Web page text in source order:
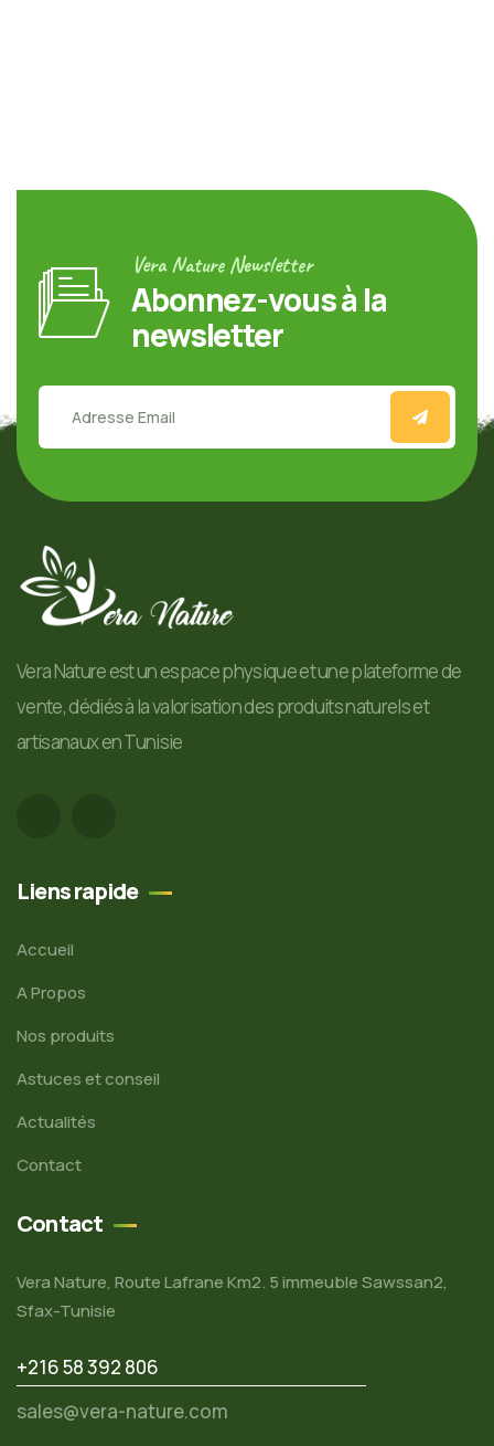
Vera Nature Newsletter
Abonnez-vous à la
newsletter
Vera Nature est un espace physique et une plateforme de
vente, dédiés à la valorisation des produits naturels et
artisanaux en Tunisie
Liens rapide
Accueil
A Propos
Nos produits
Astuces et conseil
Actualités
Contact
Contact
Vera Nature, Route Lafrane Km2. 5 immeuble Sawssan2,
Sfax-Tunisie
+216 58 392 806
sales@vera-nature.com